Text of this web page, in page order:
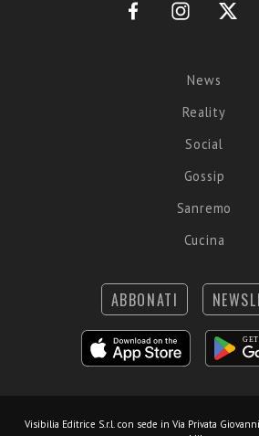
News
Reality
Social
Gossip
Sanremo
Cucina
ABBONATI
Visibilia Editrice S.r.l. con sede in Via Privata